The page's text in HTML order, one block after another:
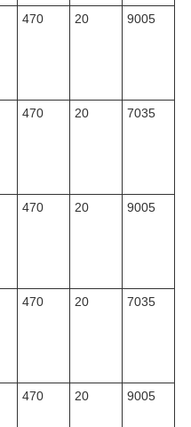
470 20 9005
470 20 7035
470 20 9005
470 20 7035
470 20 9005